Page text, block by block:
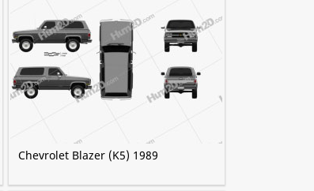
Chevrolet Blazer (K5) 1989